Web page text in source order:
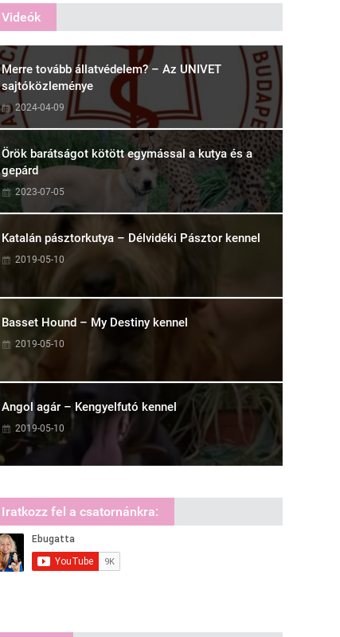
Videók
Merre tovább állatvédelem? – Az UNIVET
sajtóközleménye
2024-04-09
Örök barátságot kötött egymással a kutya és a
gepárd
2023-07-05
Katalán pásztorkutya – Délvidéki Pásztor kennel
2019-05-10
Basset Hound – My Destiny kennel
2019-05-10
Angol agár – Kengyelfutó kennel
2019-05-10
Iratkozz fel a csatornánkra: